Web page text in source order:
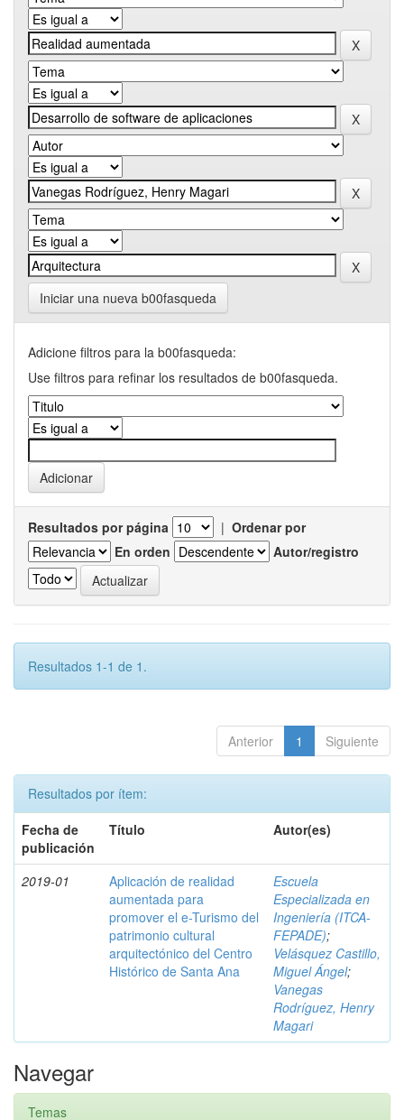
Iniciar una nueva b00fasqueda
Adicione filtros para la b00fasqueda:
Use filtros para refinar los resultados de b00fasqueda.
Resultados por página | Ordenar por
En orden
Autor/registro
Resultados 1-1 de 1.
Anterior 1 Siguiente
Resultados por ítem:
Fecha de
publicación
Título Autor(es)
2019-01
Aplicación de realidad
aumentada para
promover el e-Turismo del
patrimonio cultural
arquitectónico del Centro
Histórico de Santa Ana
Escuela
Especializada en
Ingeniería (ITCA-
FEPADE);
Velásquez Castillo,
Miguel Ángel;
Vanegas
Rodríguez, Henry
Magari
Navegar
Temas